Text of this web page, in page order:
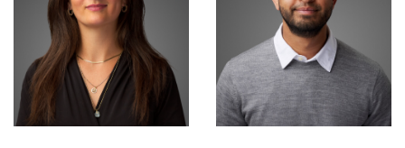
Anouk Kruining
Talent Acquisition
Tim Keukenbring
Consultant